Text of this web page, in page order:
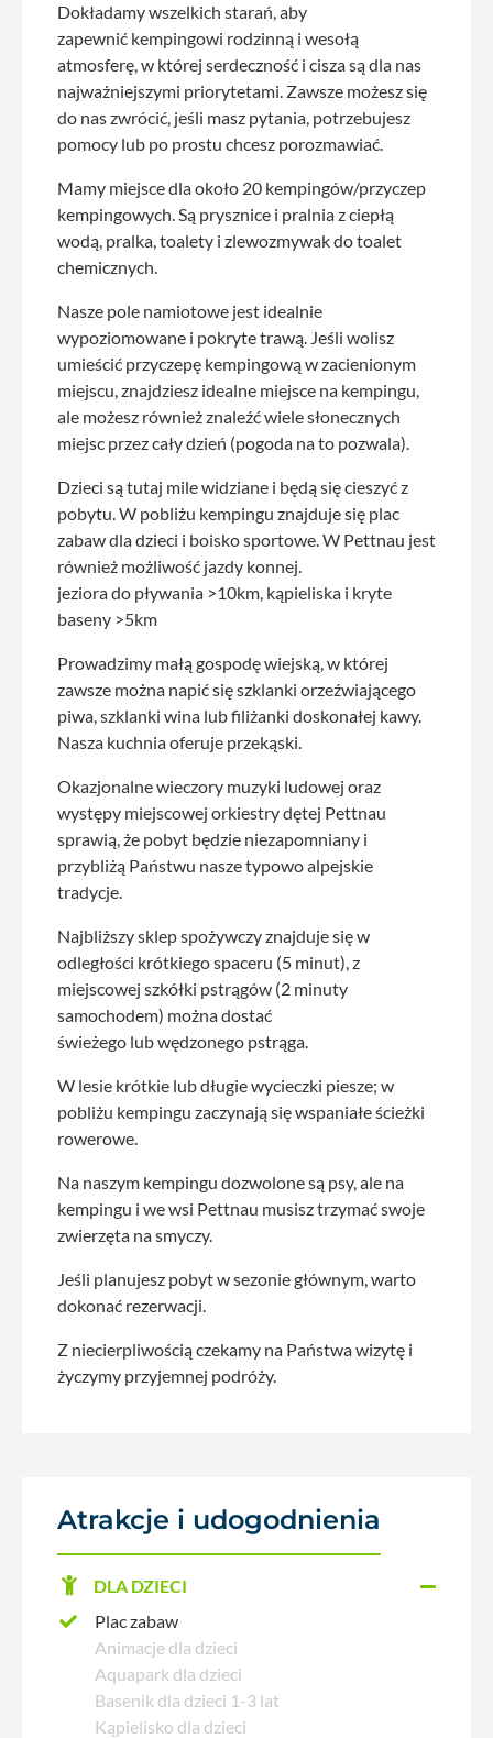
Dokładamy wszelkich starań, aby
zapewnić kempingowi rodzinną i wesołą
atmosferę, w której serdeczność i cisza są dla nas
najważniejszymi priorytetami. Zawsze możesz się
do nas zwrócić, jeśli masz pytania, potrzebujesz
pomocy lub po prostu chcesz porozmawiać.
Mamy miejsce dla około 20 kempingów/przyczep
kempingowych. Są prysznice i pralnia z ciepłą
wodą, pralka, toalety i zlewozmywak do toalet
chemicznych.
Nasze pole namiotowe jest idealnie
wypoziomowane i pokryte trawą. Jeśli wolisz
umieścić przyczepę kempingową w zacienionym
miejscu, znajdziesz idealne miejsce na kempingu,
ale możesz również znaleźć wiele słonecznych
miejsc przez cały dzień (pogoda na to pozwala).
Dzieci są tutaj mile widziane i będą się cieszyć z
pobytu. W pobliżu kempingu znajduje się plac
zabaw dla dzieci i boisko sportowe. W Pettnau jest
również możliwość jazdy konnej.
jeziora do pływania >10km, kąpieliska i kryte
baseny >5km
Prowadzimy małą gospodę wiejską, w której
zawsze można napić się szklanki orzeźwiającego
piwa, szklanki wina lub filiżanki doskonałej kawy.
Nasza kuchnia oferuje przekąski.
Okazjonalne wieczory muzyki ludowej oraz
występy miejscowej orkiestry dętej Pettnau
sprawią, że pobyt będzie niezapomniany i
przybliżą Państwu nasze typowo alpejskie
tradycje.
Najbliższy sklep spożywczy znajduje się w
odległości krótkiego spaceru (5 minut), z
miejscowej szkółki pstrągów (2 minuty
samochodem) można dostać
świeżego lub wędzonego pstrąga.
W lesie krótkie lub długie wycieczki piesze; w
pobliżu kempingu zaczynają się wspaniałe ścieżki
rowerowe.
Na naszym kempingu dozwolone są psy, ale na
kempingu i we wsi Pettnau musisz trzymać swoje
zwierzęta na smyczy.
Jeśli planujesz pobyt w sezonie głównym, warto
dokonać rezerwacji.
Z niecierpliwością czekamy na Państwa wizytę i
życzymy przyjemnej podróży.
Atrakcje i udogodnienia
DLA DZIECI
Plac zabaw
Animacje dla dzieci
Aquapark dla dzieci
Basenik dla dzieci 1-3 lat
Kąpielisko dla dzieci